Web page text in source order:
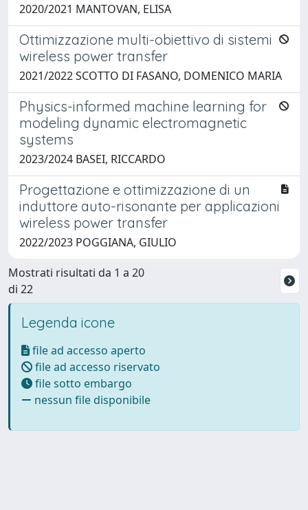
2020/2021 MANTOVAN, ELISA
Ottimizzazione multi-obiettivo di sistemi
wireless power transfer
2021/2022 SCOTTO DI FASANO, DOMENICO MARIA
Physics-informed machine learning for
modeling dynamic electromagnetic
systems
2023/2024 BASEI, RICCARDO
Progettazione e ottimizzazione di un
induttore auto-risonante per applicazioni
wireless power transfer
2022/2023 POGGIANA, GIULIO
Mostrati risultati da 1 a 20
di 22
Legenda icone
file ad accesso aperto
file ad accesso riservato
file sotto embargo
nessun file disponibile